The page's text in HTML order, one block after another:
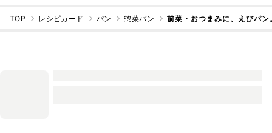
TOP レシピカード パン 惣菜パン 前菜・おつまみに、えびパン